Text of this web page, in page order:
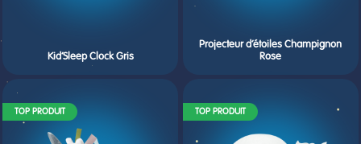
Kid’Sleep Clock Gris
Projecteur d’étoiles Champignon
Rose
TOP PRODUIT TOP PRODUIT